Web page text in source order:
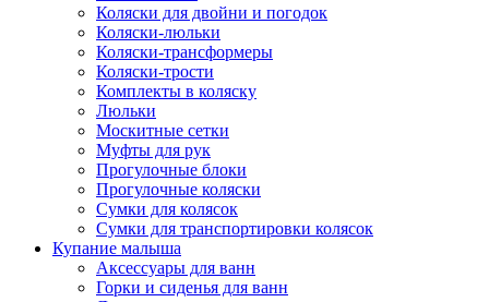
Коляски для двойни и погодок
Коляски-люльки
Коляски-трансформеры
Коляски-трости
Комплекты в коляску
Люльки
Москитные сетки
Муфты для рук
Прогулочные блоки
Прогулочные коляски
Сумки для колясок
Сумки для транспортировки колясок
Купание малыша
Аксессуары для ванн
Горки и сиденья для ванн